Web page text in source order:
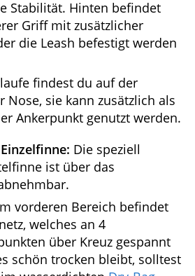
auch die optimale
sogenannten „Sweet-
deine Füße links und
genießt du die
Stabilität. Hinten befindet
Griff mit zusätzlicher
die Leash befestigt
findest du auf der
Nose, sie kann zusätzlich
Ankerpunkt genutzt
Die speziell